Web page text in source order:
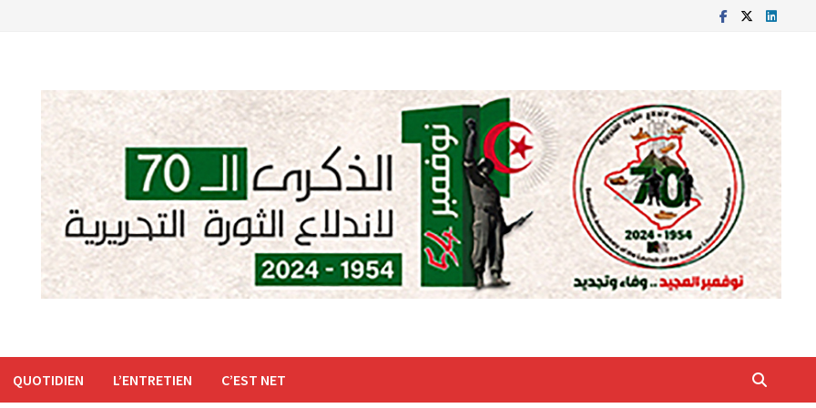
QUOTIDIEN L’ENTRETIEN C’EST NET